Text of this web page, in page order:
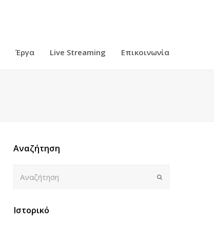
Έργα Live Streaming Επικοινωνία
Αναζήτηση
Ιστορικό